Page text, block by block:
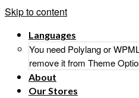
Skip to content
Languages
You need Polylang or
remove it from Theme
About
Our Stores